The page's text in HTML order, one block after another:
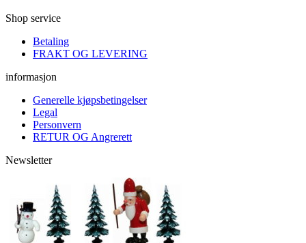
Shop service
Betaling
FRAKT OG LEVERING
informasjon
Generelle kjøpsbetingelser
Legal
Personvern
RETUR OG Angrerett
Newsletter